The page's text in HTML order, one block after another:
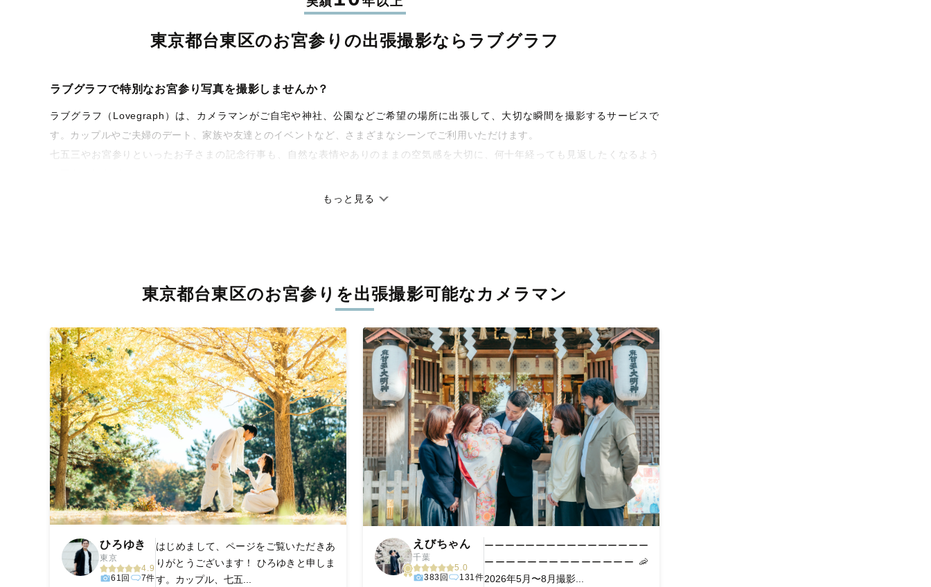
東京都台東区のお宮参りの出張撮影なら ラブグラフ
ラブグラフで特別なお宮参り写真を撮影しませんか？
ラブグラフ（Lovegraph）は、カメラマンがご自宅や神社、公園などご希望の場所に出張して、大切な瞬間を撮影するサービスで
す。カップルやご夫婦のデート、家族や友達とのイベントなど、さまざまなシーンでご利用いただけます。
七五三やお宮参りといったお子さまの記念行事も、自然な表情やありのままの空気感を大切に、何十年経っても見返したくなるよう
丁寧なレタッチで思い出を美しく仕上げます
きっと「こんな写真を撮ってほしかった！」と思える一枚に出会えます。まずは、ラブグラフの撮影事例をご覧ください。
もっと見る
東京都台東区のお宮参りを出張撮影可能なカメラマン
ひろゆき
東京
4.9
61回
7件
はじめまして、ページをご覧いただきあ
りがとうございます！ ひろゆきと申しま
す。カップル、七五...
えびちゃん
千葉
5.0
383回
131件
ーーーーーーーーーーーーーーーー
ーーーーーーーーーーーーーー 🦐
2026年5月〜8月撮影...